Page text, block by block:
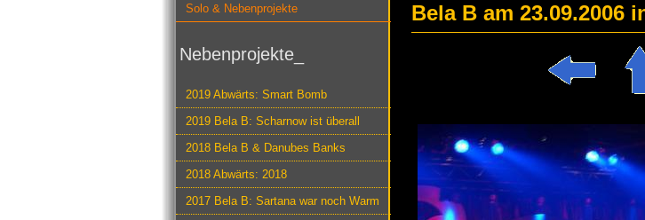
Solo & Nebenprojekte
Nebenprojekte_
2019 Abwärts: Smart Bomb
2019 Bela B: Scharnow ist überall
2018 Bela B & Danubes Banks
2018 Abwärts: 2018
2017 Bela B: Sartana war noch Warm
Bela B am 23.09.2006